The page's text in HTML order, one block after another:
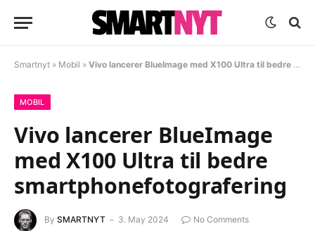
Smartnyt » Mobil » Vivo lancerer BlueImage med X100 Ultra til bedre smartphonefotografering
MOBIL
Vivo lancerer BlueImage
med X100 Ultra til bedre
smartphonefotografering
By SMARTNYT 3. May 2024
No Comments